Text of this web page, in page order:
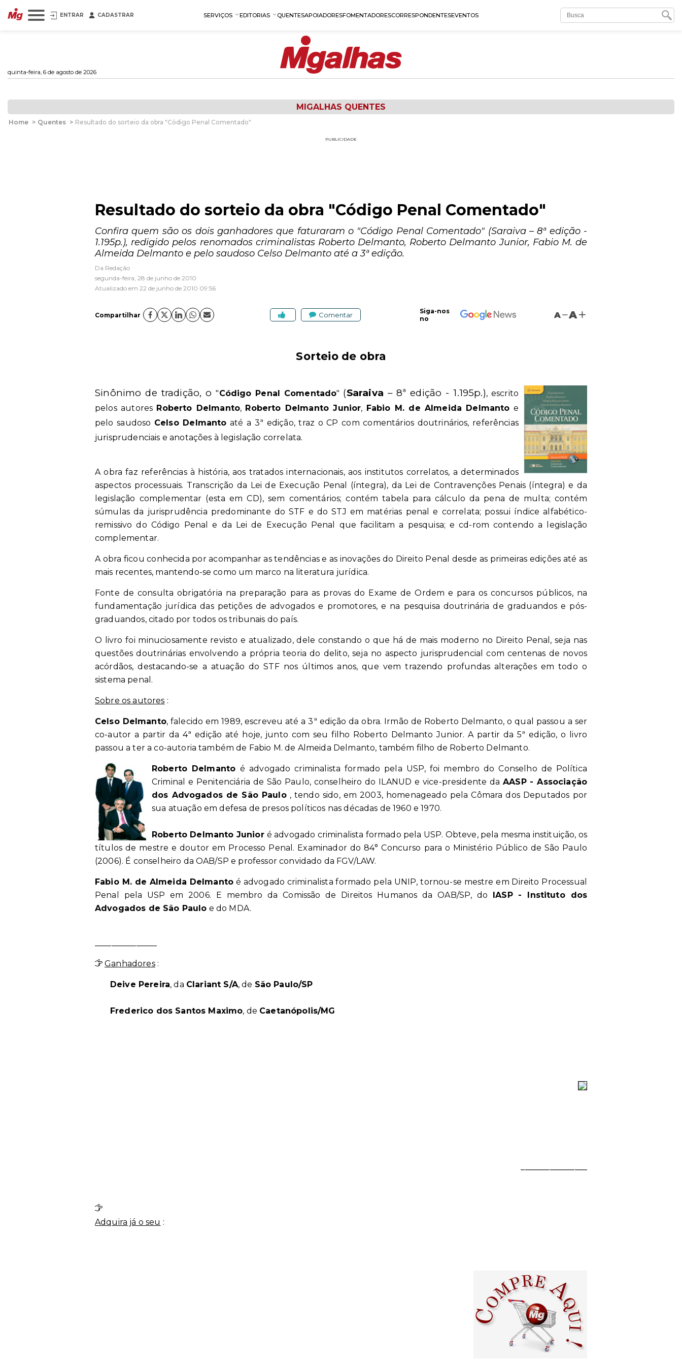
ENTRAR CADASTRAR SERVIÇOS EDITORIAS QUENTESAPOIADORESFOMENTADORESCORRESPONDENTESEVENTOS
quinta-feira, 6 de agosto de 2026
MIGALHAS QUENTES
Home > Quentes > Resultado do sorteio da obra "Código Penal Comentado"
PUBLICIDADE
Resultado do sorteio da obra "Código Penal Comentado"
Confira quem são os dois ganhadores que faturaram o "Código Penal Comentado" (Saraiva – 8ª edição -
1.195p.), redigido pelos renomados criminalistas Roberto Delmanto, Roberto Delmanto Junior, Fabio M. de
Almeida Delmanto e pelo saudoso Celso Delmanto até a 3ª edição.
Da Redação
segunda-feira, 28 de junho de 2010
Atualizado em 22 de junho de 2010 09:56
Compartilhar Comentar
Siga-nos
no
A A
Sorteio de obra
Sinônimo de tradição, o"Código Penal Comentado" (Saraiva – 8ª edição - 1.195p.), escrito
pelos autores Roberto Delmanto, Roberto Delmanto Junior, Fabio M. de Almeida Delmanto e
pelo saudoso Celso Delmanto até a 3ª edição, traz o CP com comentários doutrinários, referências
jurisprudenciais e anotações à legislação correlata.
A obra faz referências à história, aos tratados internacionais, aos institutos correlatos, a determinados
aspectos processuais. Transcrição da Lei de Execução Penal (íntegra), da Lei de Contravenções Penais (íntegra) e da
legislação complementar (esta em CD), sem comentários; contém tabela para cálculo da pena de multa; contém
súmulas da jurisprudência predominante do STF e do STJ em matérias penal e correlata; possui índice alfabético-
remissivo do Código Penal e da Lei de Execução Penal que facilitam a pesquisa; e cd-rom contendo a legislação
complementar.
A obra ficou conhecida por acompanhar as tendências e as inovações do Direito Penal desde as primeiras edições até as
mais recentes, mantendo-se como um marco na literatura jurídica.
Fonte de consulta obrigatória na preparação para as provas do Exame de Ordem e para os concursos públicos, na
fundamentação jurídica das petições de advogados e promotores, e na pesquisa doutrinária de graduandos e pós-
graduandos, citado por todos os tribunais do país.
O livro foi minuciosamente revisto e atualizado, dele constando o que há de mais moderno no Direito Penal, seja nas
questões doutrinárias envolvendo a própria teoria do delito, seja no aspecto jurisprudencial com centenas de novos
acórdãos, destacando-se a atuação do STF nos últimos anos, que vem trazendo profundas alterações em todo o
sistema penal.
Sobre os autores :
Celso Delmanto, falecido em 1989, escreveu até a 3ª edição da obra. Irmão de Roberto Delmanto, o qual passou a ser
co-autor a partir da 4ª edição até hoje, junto com seu filho Roberto Delmanto Junior. A partir da 5ª edição, o livro
passou a ter a co-autoria também de Fabio M. de Almeida Delmanto, também filho de Roberto Delmanto.
Roberto Delmantoé advogado criminalista formado pela USP, foi membro do Conselho de Política
Criminal e Penitenciária de São Paulo, conselheiro do ILANUD e vice-presidente daAASP - Associação
dos Advogados de São Paulo, tendo sido, em 2003, homenageado pela Cômara dos Deputados por
sua atuação em defesa de presos políticos nas décadas de 1960 e 1970.
Roberto Delmanto Junior é advogado criminalista formado pela USP. Obteve, pela mesma instituição, os
títulos de mestre e doutor em Processo Penal. Examinador do 84° Concurso para o Ministério Público de São Paulo
(2006). É conselheiro da OAB/SP e professor convidado da FGV/LAW.
Fabio M. de Almeida Delmantoé advogado criminalista formado pela UNIP, tornou-se mestre em Direito Processual
Penal pela USP em 2006. E membro da Comissão de Direitos Humanos da OAB/SP, do IASP - Instituto dos
Advogados de São Paulo e do MDA.
Ganhadores:
Deive Pereira, da Clariant S/A, de São Paulo/SP
Frederico dos Santos Maximo, de Caetanópolis/MG
Adquira já o seu :